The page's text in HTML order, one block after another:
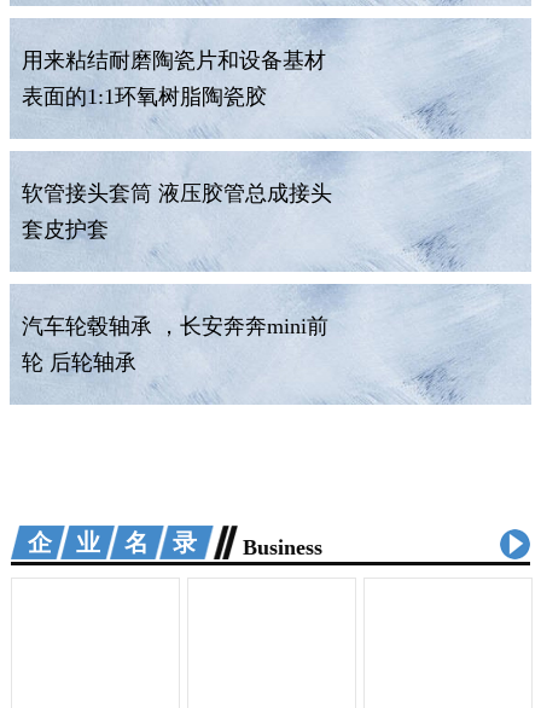
用来粘结耐磨陶瓷片和设备基材
表面的1:1环氧树脂陶瓷胶
软管接头套筒 液压胶管总成接头
套皮护套
汽车轮毂轴承 ，长安奔奔mini前
轮 后轮轴承
企业名录 Business